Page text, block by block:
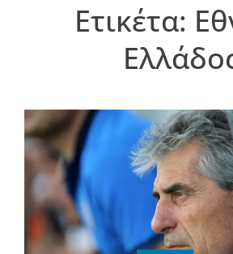
Ετικέτα: